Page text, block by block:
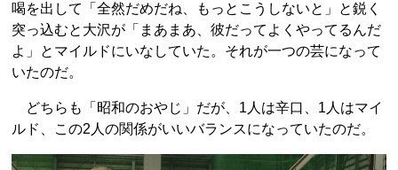
喝を出して「全然だめだね、もっとこうしないと」と鋭く
突っ込むと大沢が「まあまあ、彼だってよくやってるんだ
よ」とマイルドにいなしていた。それが一つの芸になって
いたのだ。
どちらも「昭和のおやじ」だが、1人は辛口、1人はマイ
ルド、この2人の関係がいいバランスになっていたのだ。